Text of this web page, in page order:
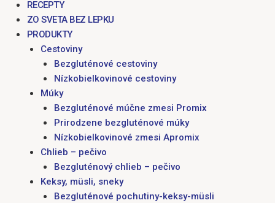
RECEPTY
ZO SVETA BEZ LEPKU
PRODUKTY
Cestoviny
Bezgluténové cestoviny
Nízkobielkovinové cestoviny
Múky
Bezgluténové múčne zmesi Promix
Prirodzene bezgluténové múky
Nízkobielkovinové zmesi Apromix
Chlieb – pečivo
Bezgluténový chlieb – pečivo
Keksy, müsli, sneky
Bezgluténové pochutiny-keksy-müsli